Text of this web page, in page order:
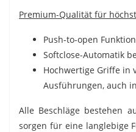
Premium-Qualität für
Push-to-open
Softclose-Automatik
Hochwertige Griffe in
Ausführungen, auch
Alle Beschläge bestehen
sorgen für eine langlebige